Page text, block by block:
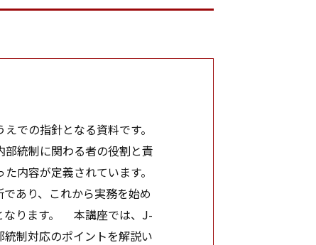
での指針となる資料です。
部統制に関わる者の役割と責
内容が定義されています。
あり、これから実務を始め
なります。 本講座では、J-
制対応のポイントを解説い